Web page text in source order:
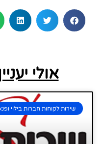
אולי
שירות לקוחות חברות בילוי